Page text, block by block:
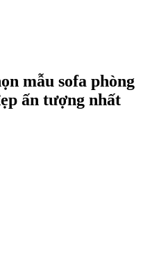
mẫu sofa phòng
ấn tượng nhất